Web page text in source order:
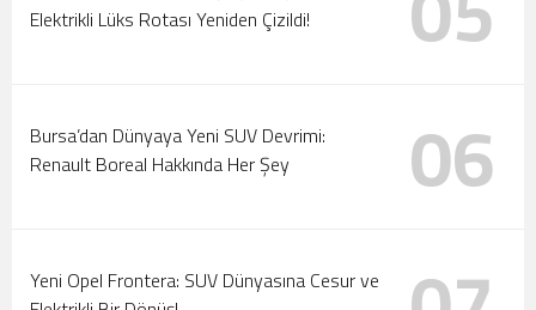
Elektrikli Lüks Rotası Yeniden Çizildi!
Bursa’dan Dünyaya Yeni SUV Devrimi:
Renault Boreal Hakkında Her Şey
06
Yeni Opel Frontera: SUV Dünyasına Cesur ve